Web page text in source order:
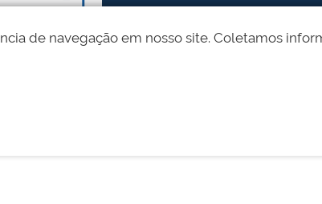
de navegação em nosso site. Coletamos